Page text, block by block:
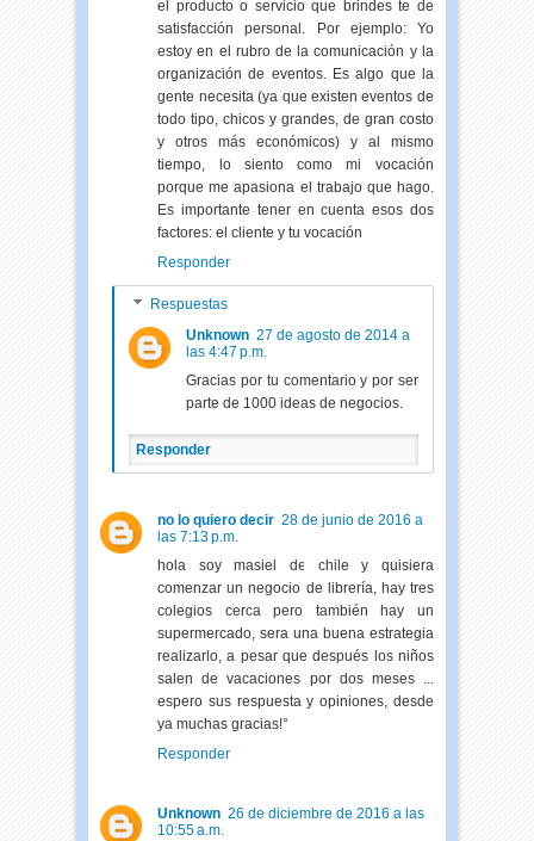
el producto o servicio que brindes te de
satisfacción personal. Por ejemplo: Yo
estoy en el rubro de la comunicación y la
organización de eventos. Es algo que la
gente necesita (ya que existen eventos de
todo tipo, chicos y grandes, de gran costo
y otros más económicos) y al mismo
tiempo, lo siento como mi vocación
porque me apasiona el trabajo que hago.
Es importante tener en cuenta esos dos
factores: el cliente y tu vocación
Responder
Respuestas
Unknown 27 de agosto de 2014 a
las 4:47 p.m.
Gracias por tu comentario y por ser
parte de 1000 ideas de negocios.
Responder
no lo quiero decir 28 de junio de 2016 a
las 7:13 p.m.
hola soy masiel de chile y quisiera
comenzar un negocio de librería, hay tres
colegios cerca pero también hay un
supermercado, sera una buena estrategia
realizarlo, a pesar que después los niños
salen de vacaciones por dos meses ...
espero sus respuesta y opiniones, desde
ya muchas gracias!°
Responder
Unknown 26 de diciembre de 2016 a las
10:55 a.m.